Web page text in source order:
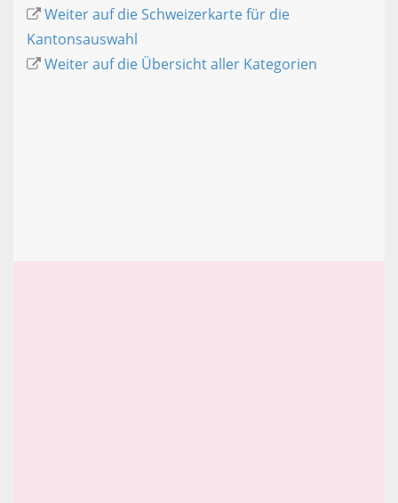
Weiter auf die Schweizerkarte für die
Kantonsauswahl
Weiter auf die Übersicht aller Kategorien